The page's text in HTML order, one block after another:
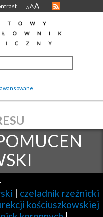
A AA
| czeladnik rzeźnicki
kościuszkowskiej